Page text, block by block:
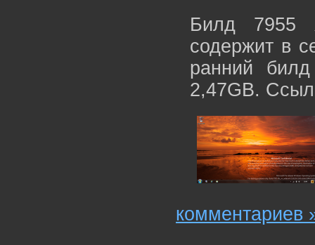
Билд 7955
содержит в
ранний
2,47GB.
комментариев